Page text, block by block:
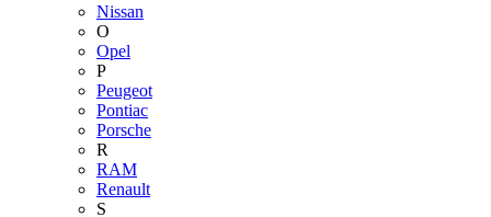
Nissan
O
Opel
P
Peugeot
Pontiac
Porsche
R
RAM
Renault
S